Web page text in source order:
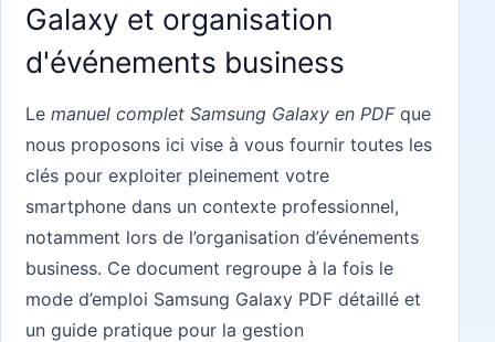
Galaxy et organisation
d'événements business
Lemanuel complet Samsung Galaxy en PDFque
nous proposons ici vise à vous fournir toutes les
clés pour exploiter pleinement votre
smartphone dans un contexte professionnel,
notamment lors de l’organisation d’événements
business. Ce document regroupe à la fois le
mode d’emploi Samsung Galaxy PDF détaillé et
un guide pratique pour la gestion